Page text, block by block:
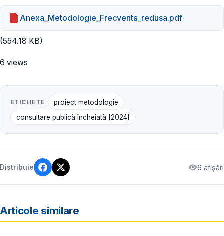
Anexa_Metodologie_Frecventa_redusa.pdf
(554.18 KB)
6 views
ETICHETE
proiect metodologie
consultare publică încheiată [2024]
Distribuie 6 afișări
Articole similare